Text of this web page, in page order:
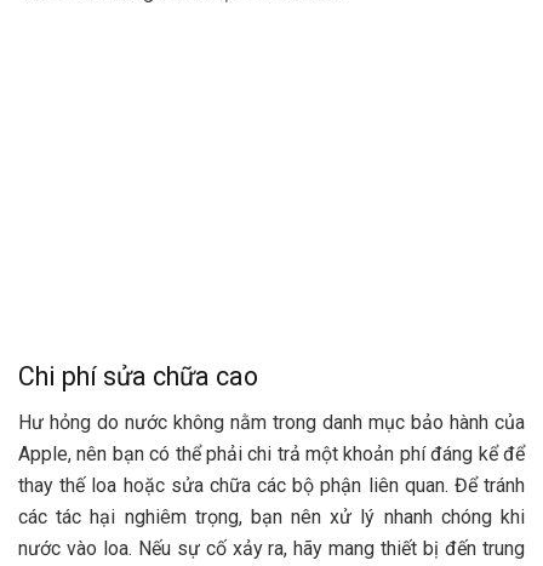
Chi phí sửa chữa cao
Hư hỏng do nước không nằm trong danh mục bảo hành của
Apple, nên bạn có thể phải chi trả một khoản phí đáng kể để
thay thế loa hoặc sửa chữa các bộ phận liên quan. Để tránh
các tác hại nghiêm trọng, bạn nên xử lý nhanh chóng khi
nước vào loa. Nếu sự cố xảy ra, hãy mang thiết bị đến trung